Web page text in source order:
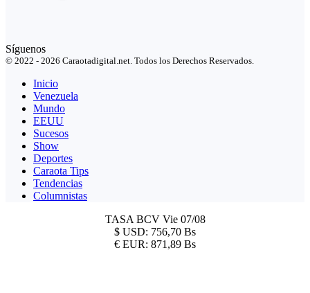
Síguenos
© 2022 - 2026 Caraotadigital.net. Todos los Derechos Reservados.
Inicio
Venezuela
Mundo
EEUU
Sucesos
Show
Deportes
Caraota Tips
Tendencias
Columnistas
TASA BCV Vie 07/08
$ USD: 756,70 Bs
€ EUR: 871,89 Bs